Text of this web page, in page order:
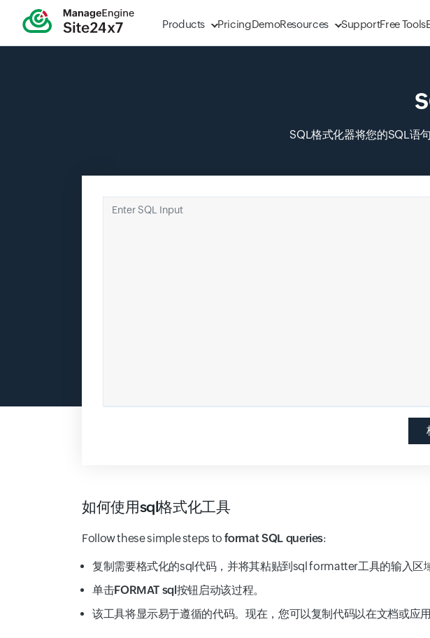
Products PricingDemoResources SupportFree Tools
SQL格式化器将您的SQL语
Enter SQL Input
如何使用sql格式化工具
Follow these simple steps to format SQL queries:
复制需要格式化的sql代码，并将其粘贴到sql formatter工具的输入区
单击FORMAT sql按钮启动该过程。
该工具将显示易于遵循的代码。现在，您可以复制代码以在文档或应用